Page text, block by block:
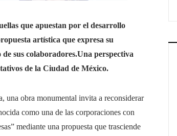
que apuestan por el desarrollo
artística que expresa su
sus colaboradores.Una perspectiva
de la Ciudad de México.
una obra monumental invita a reconsiderar
como una de las corporaciones con
mediante una propuesta que trasciende